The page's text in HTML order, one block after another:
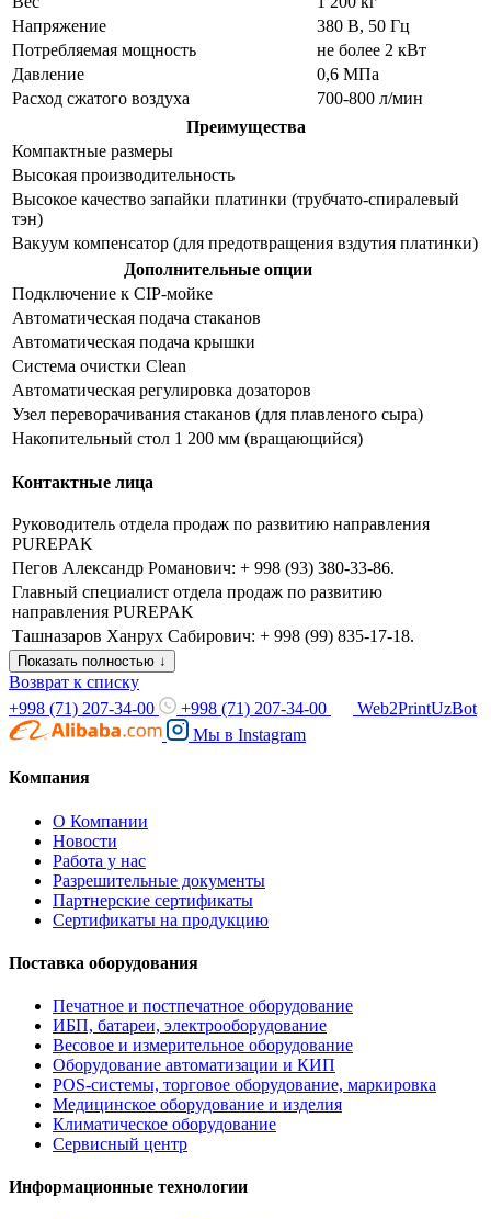
Напряжение
380 В, 50 Гц
Потребляемая мощность
не более 2 кВт
Давление
0,6 МПа
Расход сжатого воздуха
700-800 л/мин
Преимущества
Компактные размеры
Высокая производительность
Высокое качество запайки платинки (трубчато-спиралевый
тэн)
Вакуум компенсатор (для предотвращения вздутия платинки)
Дополнительные опции
Подключение к CIP-мойке
Автоматическая подача стаканов
Автоматическая подача крышки
Система очистки Clean
Автоматическая регулировка дозаторов
Узел переворачивания стаканов (для плавленого сыра)
Накопительный стол 1 200 мм (вращающийся)
Контактные лица
Руководитель отдела продаж по развитию направления
PUREPAK
Пегов Александр Романович: + 998 (93) 380-33-86.
Главный специалист отдела продаж по развитию
направления PUREPAK
Ташназаров Ханрух Сабирович: + 998 (99) 835-17-18.
Показать полностью ↓
Возврат к списку
+998 (71) 207-34-00
+998 (71) 207-34-00
Web2PrintUzBot
Мы в Instagram
Компания
О Компании
Новости
Работа у нас
Разрешительные документы
Партнерские сертификаты
Сертификаты на продукцию
Поставка оборудования
Печатное и постпечатное оборудование
ИБП, батареи, электрооборудование
Весовое и измерительное оборудование
Оборудование автоматизации и КИП
POS-системы, торговое оборудование, маркировка
Медицинское оборудование и изделия
Климатическое оборудование
Сервисный центр
Информационные технологии